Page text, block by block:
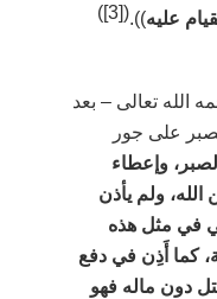
عليه)).
(
[3]
)
الله تعالى – بعد
على جور
وإعطاء
ولم يأذن
في مثل هذه
كما أَذِن في دفع
دون ماله فهو